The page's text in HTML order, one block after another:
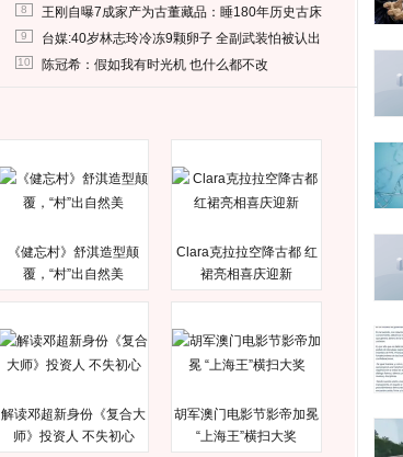
8 王刚自曝7成家产为古董藏品：睡180年历史古床
9 台媒:40岁林志玲冷冻9颗卵子 全副武装怕被认出
10 陈冠希：假如我有时光机 也什么都不改
《健忘村》舒淇造型颠
覆，“村”出自然美
Clara克拉拉空降古都 红
裙亮相喜庆迎新
解读邓超新身份《复合大
师》投资人 不失初心
胡军澳门电影节影帝加冕
“上海王”横扫大奖